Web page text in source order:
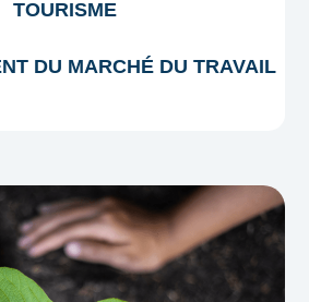
TOURISME
DU MARCHÉ DU TRAVAIL